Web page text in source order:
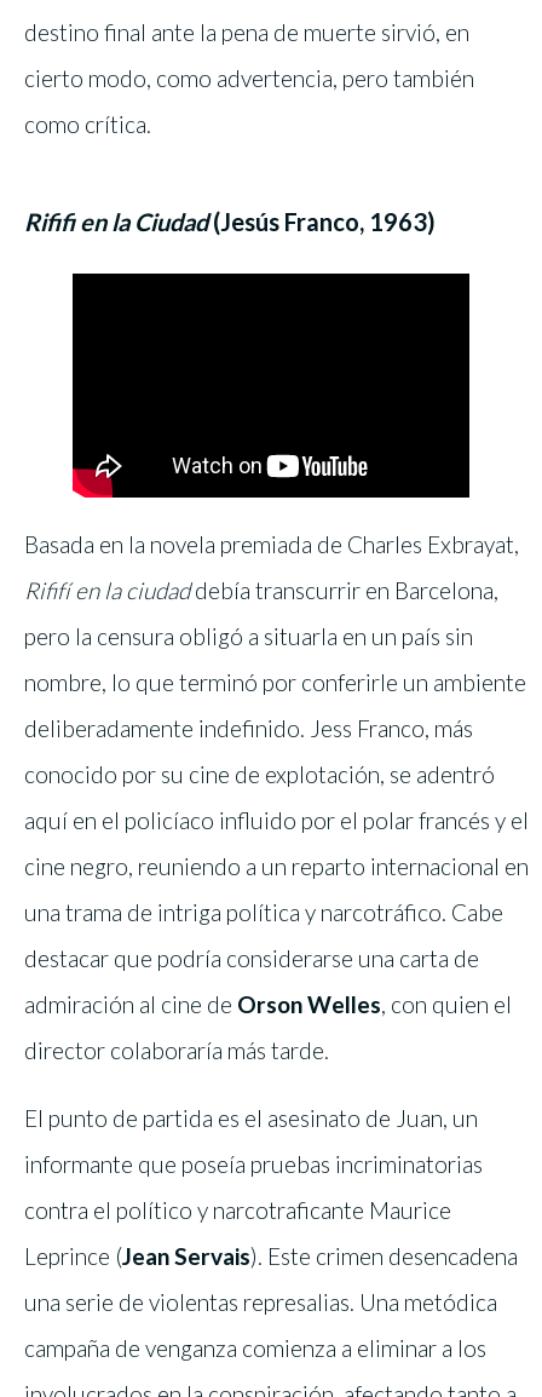
destino final ante la pena de muerte sirvió, en
cierto modo, como advertencia, pero también
como crítica.
Rififi en la Ciudad(Jesús Franco, 1963)
Basada en la novela premiada de Charles Exbrayat,
Rififí en la ciudaddebía transcurrir en Barcelona,
pero la censura obligó a situarla en un país sin
nombre, lo que terminó por conferirle un ambiente
deliberadamente indefinido. Jess Franco, más
conocido por su cine de explotación, se adentró
aquí en el policíaco influido por el polar francés y el
cine negro, reuniendo a un reparto internacional en
una trama de intriga política y narcotráfico. Cabe
destacar que podría considerarse una carta de
admiración al cine de Orson Welles, con quien el
director colaboraría más tarde.
El punto de partida es el asesinato de Juan, un
informante que poseía pruebas incriminatorias
contra el político y narcotraficante Maurice
Leprince (Jean Servais). Este crimen desencadena
una serie de violentas represalias. Una metódica
campaña de venganza comienza a eliminar a los